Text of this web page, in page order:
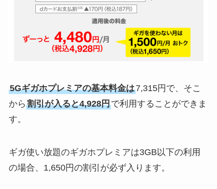
5Gギガホプレミアの基本料金は7,315円で、そこ
から 割引が入ると4,928円で利用することができま
す。
ギガ使い放題のギガホプレミアは3GB以下の利用
の場合、1,650円の割引が必ず入ります。